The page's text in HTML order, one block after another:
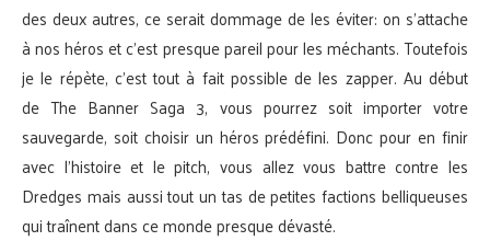
des deux autres, ce serait dommage de les éviter: on s’attache
à nos héros et c’est presque pareil pour les méchants. Toutefois
je le répète, c’est tout à fait possible de les zapper. Au début
de The Banner Saga 3, vous pourrez soit importer votre
sauvegarde, soit choisir un héros prédéfini. Donc pour en finir
avec l’histoire et le pitch, vous allez vous battre contre les
Dredges mais aussi tout un tas de petites factions belliqueuses
qui traînent dans ce monde presque dévasté.